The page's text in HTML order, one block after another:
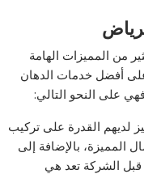
من المميزات الهامة
أفضل خدمات الدهان
على النحو التالي:
لديهم القدرة على تركيب
المميزة، بالإضافة إلى
الشركة تعد هي